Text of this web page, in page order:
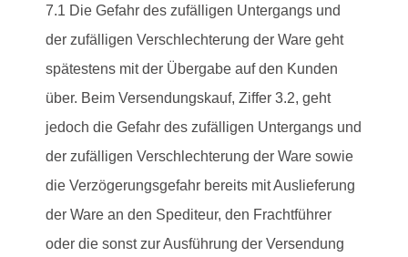
7.1 Die Gefahr des zufälligen Untergangs und
der zufälligen Verschlechterung der Ware geht
spätestens mit der Übergabe auf den Kunden
über. Beim Versendungskauf, Ziffer 3.2, geht
jedoch die Gefahr des zufälligen Untergangs und
der zufälligen Verschlechterung der Ware sowie
die Verzögerungsgefahr bereits mit Auslieferung
der Ware an den Spediteur, den Frachtführer
oder die sonst zur Ausführung der Versendung